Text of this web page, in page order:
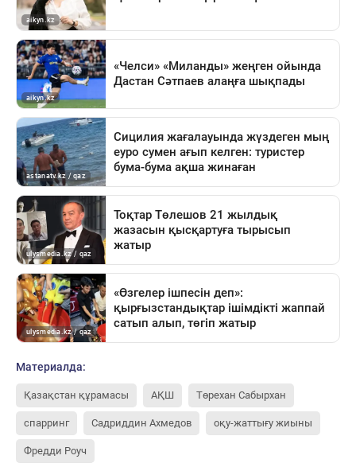
Материалда:
Қазақстан құрамасы АҚШ Төрехан Сабырхан
спарринг Садриддин Ахмедов оқу-жаттығу жиыны
Фредди Роуч